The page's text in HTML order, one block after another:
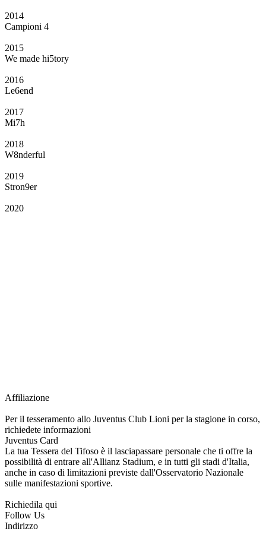
2014
Campioni 4
2015
We made hi5tory
2016
Le6end
2017
Mi7h
2018
W8nderful
2019
Stron9er
2020
Affiliazione
Per il tesseramento allo Juventus Club Lioni per la stagione in corso,
richiedete informazioni
Juventus Card
La tua Tessera del Tifoso è il lasciapassare personale che ti offre la
possibilità di entrare all'Allianz Stadium, e in tutti gli stadi d'Italia,
anche in caso di limitazioni previste dall'Osservatorio Nazionale
sulle manifestazioni sportive.
Richiedila qui
Follow Us
Indirizzo